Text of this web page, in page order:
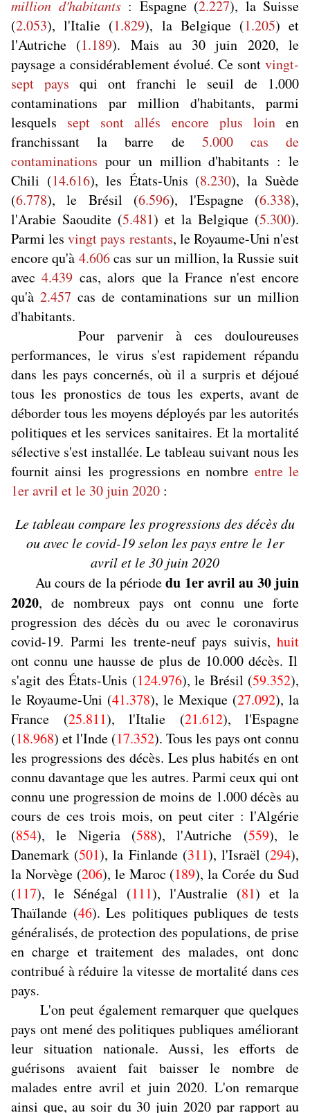
million d'habitants: Espagne (2.227), la Suisse
(2.053), l'Italie (1.829), la Belgique (1.205) et
l'Autriche (1.189). Mais au 30 juin 2020, le
paysage a considérablement évolué. Ce sont vingt-
sept pays qui ont franchi le seuil de 1.000
contaminations par million d'habitants, parmi
lesquels sept sont allés encore plus loinen
franchissant la barre de 5.000 cas de
contaminations pour un million d'habitants : le
Chili (14.616), les États-Unis (8.230), la Suède
(6.778), le Brésil (6.596), l'Espagne (6.338),
l'Arabie Saoudite (5.481) et la Belgique (5.300).
Parmi lesvingt pays restants, le Royaume-Uni n'est
encore qu'à 4.606cas sur un million, la Russie suit
avec4.439 cas, alors que la France n'est encore
qu'à 2.457 cas de contaminations sur un million
d'habitants.
Pour parvenir à ces douloureuses
performances, le virus s'est rapidement répandu
dans les pays concernés, où il a surpris et déjoué
tous les pronostics de tous les experts, avant de
déborder tous les moyens déployés par les autorités
politiques et les services sanitaires. Et la mortalité
sélective s'est installée. Le tableau suivant nous les
fournit ainsi les progressions en nombre entre le
1er avril et le 30 juin 2020 :
Le tableau compare les progressions des décès du
ou avec le covid-19 selon les pays entre le 1er
avril et le 30 juin 2020
Au cours de la périodedu 1er avril au 30 juin
2020, de nombreux pays ont connu une forte
progression des décès du ou avec le coronavirus
covid-19. Parmi les trente-neuf pays suivis, huit
ont connu une hausse de plus de 10.000 décès. Il
s'agit des États-Unis (124.976), le Brésil (59.352),
le Royaume-Uni (41.378), le Mexique (27.092), la
France (25.811), l'Italie (21.612), l'Espagne
(18.968) et l'Inde (17.352). Tous les pays ont connu
les progressions des décès. Les plus habités en ont
connu davantage que les autres. Parmi ceux qui ont
connu une progression de moins de 1.000 décès au
cours de ces trois mois, on peut citer : l'Algérie
(854), le Nigeria (588), l'Autriche (559), le
Danemark (501), la Finlande (311), l'Israël (294),
la Norvège (206), le Maroc (189), la Corée du Sud
(117), le Sénégal (111), l'Australie (81) et la
Thaïlande (46). Les politiques publiques de tests
généralisés, de protection des populations, de prise
en charge et traitement des malades, ont donc
contribué à réduire la vitesse de mortalité dans ces
pays.
L'on peut également remarquer que quelques
pays ont mené des politiques publiques améliorant
leur situation nationale. Aussi, les efforts de
guérisons avaient fait baisser le nombre de
malades entre avril et juin 2020. L'on remarque
ainsi que, au soir du 30 juin 2020 par rapport au